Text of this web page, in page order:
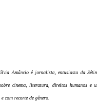
Amâncio é jornalista, entusiasta da
cinema, literatura, direitos humanos e
com recorte de gênero